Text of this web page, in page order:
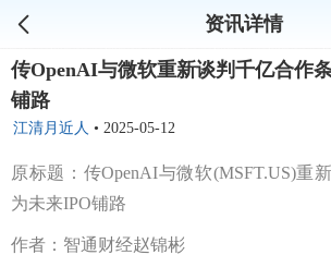
资讯详情
传OpenAI与微软重新谈判千亿合作
铺路
江清月近人 • 2025-05-12
原标题：传OpenAI与微软(MSFT.US)重
为未来IPO铺路
作者：智通财经赵锦彬